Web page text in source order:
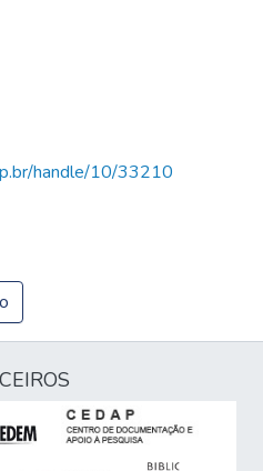
handle/10/33210